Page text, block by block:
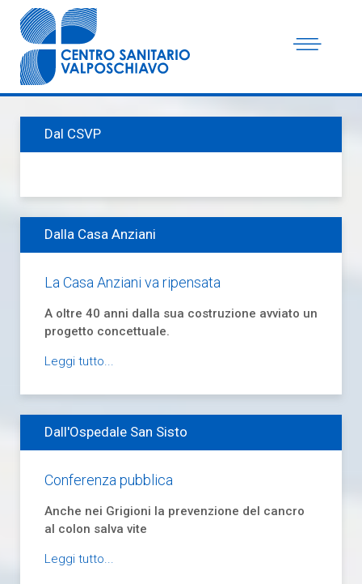
Dal CSVP
Dalla Casa Anziani
La Casa Anziani va ripensata
A oltre 40 anni dalla sua costruzione avviato un
progetto concettuale.
Leggi tutto...
Dall'Ospedale San Sisto
Conferenza pubblica
Anche nei Grigioni la prevenzione del cancro
al colon salva vite
Leggi tutto...